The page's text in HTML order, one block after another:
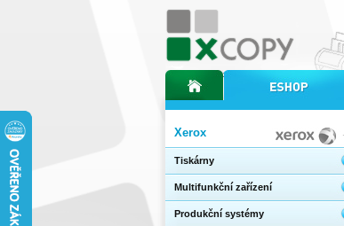
Xerox
Tiskárny
Multifunkční zařízení
Produkční systémy
úvodní stránka xcopyinternetový obchod xcopy